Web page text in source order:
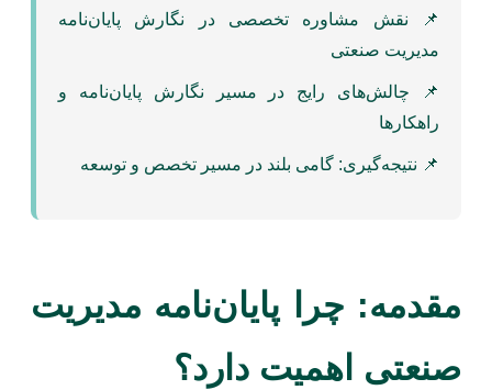
📌 نقش مشاوره تخصصی در نگارش پایان‌نامه
مدیریت صنعتی
📌 چالش‌های رایج در مسیر نگارش پایان‌نامه و
راهکارها
📌 نتیجه‌گیری: گامی بلند در مسیر تخصص و توسعه
مقدمه: چرا پایان‌نامه مدیریت
صنعتی اهمیت دارد؟